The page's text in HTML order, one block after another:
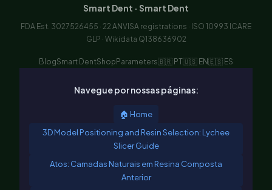
Smart Dent · Smart Dent
FDA Est. 3027526455 · 22 ANVISA registrations · ISO 10993 ICARE
GLP · Wikidata Q138636902
BlogSmart DentShop Parameters🇧🇷 PT🇺🇸 EN🇪🇸 ES
Navegue por nossas páginas:
🏠 Home
3D Model Positioning and Resin Selection: Lychee
Slicer Guide
Atos: Camadas Naturais em Resina Composta
Anterior